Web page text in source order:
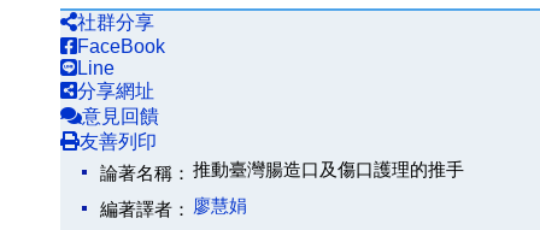
社群分享
FaceBook
Line
分享網址
意見回饋
友善列印
論著名稱： 推動臺灣腸造口及傷口護理的推手
編著譯者：
廖慧娟